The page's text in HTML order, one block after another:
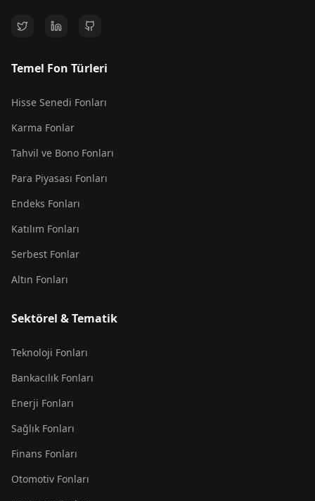
Temel Fon Türleri
Hisse Senedi Fonları
Karma Fonlar
Tahvil ve Bono Fonları
Para Piyasası Fonları
Endeks Fonları
Katılım Fonları
Serbest Fonlar
Altın Fonları
Sektörel & Tematik
Teknoloji Fonları
Bankacılık Fonları
Enerji Fonları
Sağlık Fonları
Finans Fonları
Otomotiv Fonları